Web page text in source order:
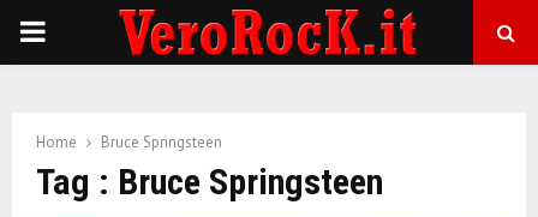
P
Home Bruce Springsteen
Tag : Bruce Springsteen